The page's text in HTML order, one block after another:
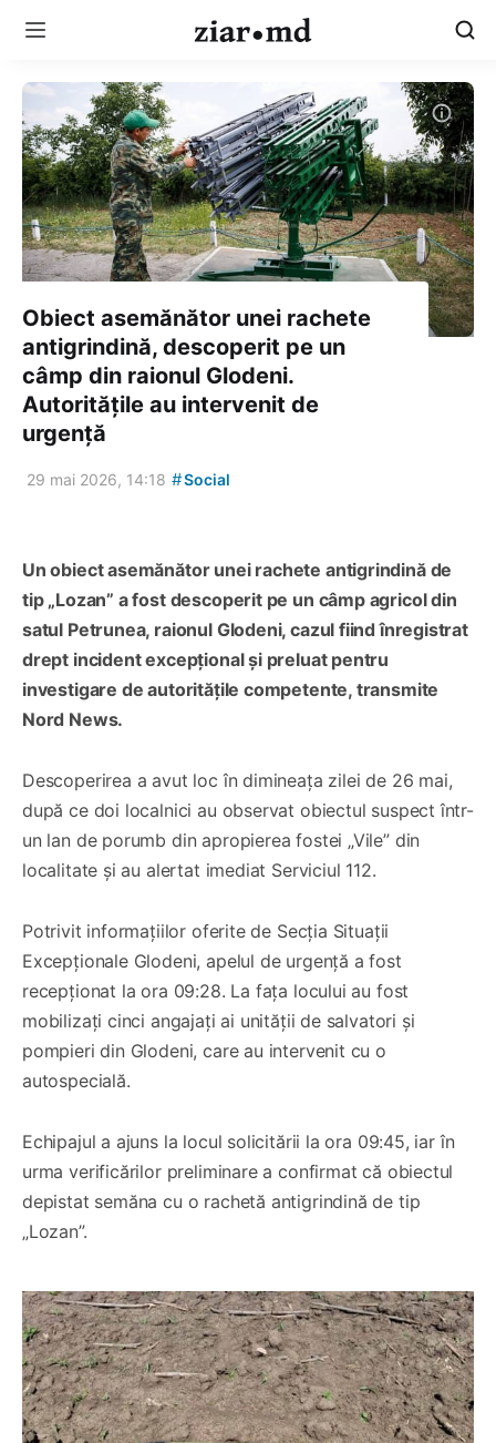
Obiect asemănător unei rachete
antigrindină, descoperit pe un
câmp din raionul Glodeni.
Autoritățile au intervenit de
urgență
29 mai 2026, 14:18 #Social
Un obiect asemănător unei rachete antigrindină de
tip „Lozan” a fost descoperit pe un câmp agricol din
satul Petrunea, raionul Glodeni, cazul fiind înregistrat
drept incident excepțional și preluat pentru
investigare de autoritățile competente, transmite
Nord News.
Descoperirea a avut loc în dimineața zilei de 26 mai,
după ce doi localnici au observat obiectul suspect într-
un lan de porumb din apropierea fostei „Vile” din
localitate și au alertat imediat Serviciul 112.
Potrivit informațiilor oferite de Secția Situații
Excepționale Glodeni, apelul de urgență a fost
recepționat la ora 09:28. La fața locului au fost
mobilizați cinci angajați ai unității de salvatori și
pompieri din Glodeni, care au intervenit cu o
autospecială.
Echipajul a ajuns la locul solicitării la ora 09:45, iar în
urma verificărilor preliminare a confirmat că obiectul
depistat semăna cu o rachetă antigrindină de tip
„Lozan”.